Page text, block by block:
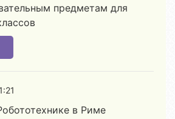
предметам для
в Риме